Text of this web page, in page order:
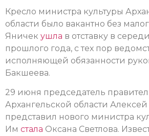
Кресло министра культуры
области было вакантно без
Яничек ушла в отставку в
прошлого года, с тех пор
исполняющей обязанности
Бакшеева.
29 июня председатель
Архангельской области
представил нового министра
Им стала Оксана Светлова.